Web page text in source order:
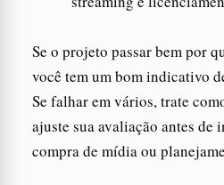
Se o projeto passar bem por
você tem um bom indicativo
Se falhar em vários, trate
ajuste sua avaliação antes de
compra de mídia ou